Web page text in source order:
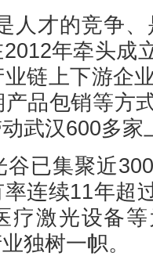
才的竞争、
年牵头成
链上下游企
品包销等方
武汉600多
已集聚近300
连续11年超
疗激光设备
独树一帜。